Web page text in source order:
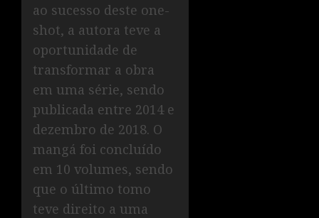
ao sucesso deste one-
shot, a autora teve a
oportunidade de
transformar a obra
em uma série, sendo
publicada entre 2014 e
dezembro de 2018. O
mangá foi concluído
em 10 volumes, sendo
que o último tomo
teve direito a uma